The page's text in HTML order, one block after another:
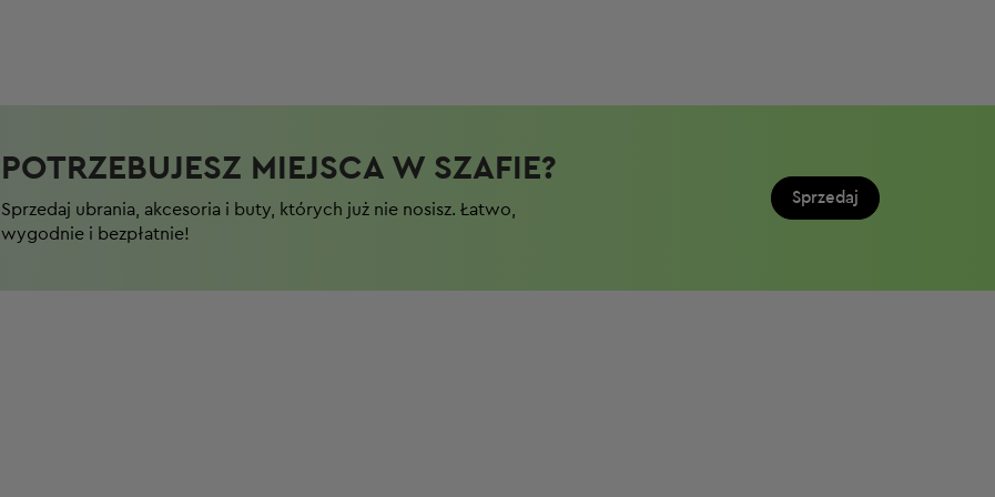
POTRZEBUJESZ MIEJSCA W SZAFIE?​
Sprzedaj ubrania, akcesoria i buty, których już nie nosisz. Łatwo,
wygodnie i bezpłatnie!
Sprzedaj